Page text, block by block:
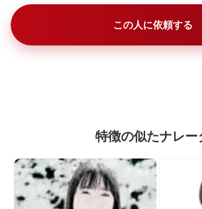
この人に依頼する
特徴の似たナレー